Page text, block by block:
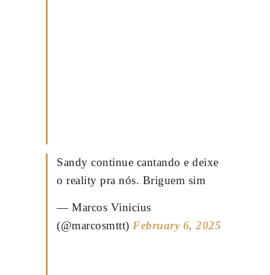
Sandy continue cantando e deixe
o reality pra nós. Briguem sim
— Marcos Vinicius
(@marcosmttt) February 6, 2025